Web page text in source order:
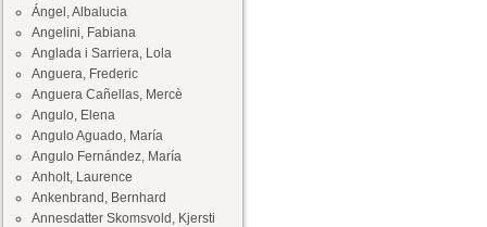
Ángel, Albalucia
Angelini, Fabiana
Anglada i Sarriera, Lola
Anguera, Frederic
Anguera Cañellas, Mercè
Angulo, Elena
Angulo Aguado, María
Angulo Fernández, María
Anholt, Laurence
Ankenbrand, Bernhard
Annesdatter Skomsvold, Kjersti